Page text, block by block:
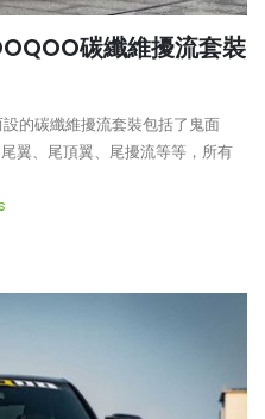
碳纖維擾流套裝
的碳纖維擾流套裝包括了鬼面
翼、尾頂翼、尾擾流等等，所有